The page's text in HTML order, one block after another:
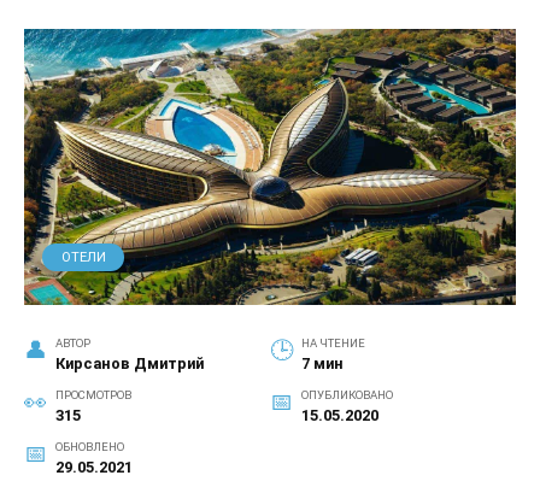
ОТЕЛИ
АВТОР
Кирсанов Дмитрий
НА ЧТЕНИЕ
7 мин
ПРОСМОТРОВ
315
ОПУБЛИКОВАНО
15.05.2020
ОБНОВЛЕНО
29.05.2021